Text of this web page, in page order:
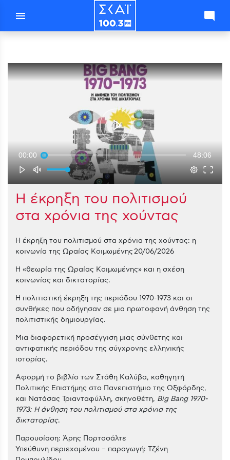
menu mode_comment
00:00 48:06
Η έκρηξη του πολιτισμού
στα χρόνια της χούντας
Η έκρηξη του πολιτισμού στα χρόνια της χούντας: η
κοινωνία της Ωραίας Κοιμωμένης 20/06/2026
Η «θεωρία της Ωραίας Κοιμωμένης» και η σχέση
κοινωνίας και δικτατορίας.
Η πολιτιστική έκρηξη της περιόδου 1970-1973 και οι
συνθήκες που οδήγησαν σε μια πρωτοφανή άνθηση της
πολιτιστικής δημιουργίας.
Μια διαφορετική προσέγγιση μιας σύνθετης και
αντιφατικής περιόδου της σύγχρονης ελληνικής
ιστορίας.
Αφορμή το βιβλίο των Στάθη Καλύβα, καθηγητή
Πολιτικής Επιστήμης στο Πανεπιστήμιο της Οξφόρδης,
και Νατάσας Τριανταφύλλη, σκηνοθέτη, Big Bang 1970-
1973: Η άνθηση του πολιτισμού στα χρόνια της
δικτατορίας.
Παρουσίαση: Άρης Πορτοσάλτε
Υπεύθυνη περιεχομένου – παραγωγή: Τζένη